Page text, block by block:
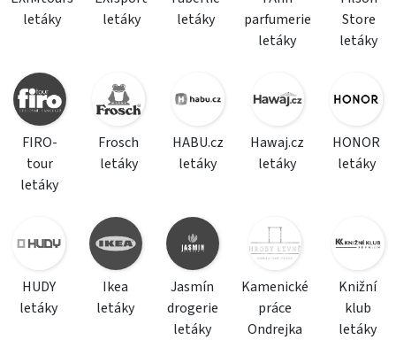
letáky
letáky
letáky
parfumerie
letáky
Store
letáky
FIRO-
tour
letáky
Frosch
letáky
HABU.cz
letáky
Hawaj.cz
letáky
HONOR
letáky
HUDY
letáky
Ikea
letáky
Jasmín
drogerie
letáky
Kamenické
práce
Ondrejka
Knižní
klub
letáky